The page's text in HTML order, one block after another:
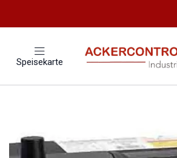
Speisekarte